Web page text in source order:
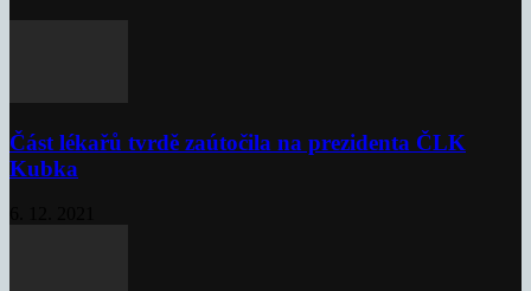
Část lékařů tvrdě zaútočila na prezidenta ČLK
Kubka